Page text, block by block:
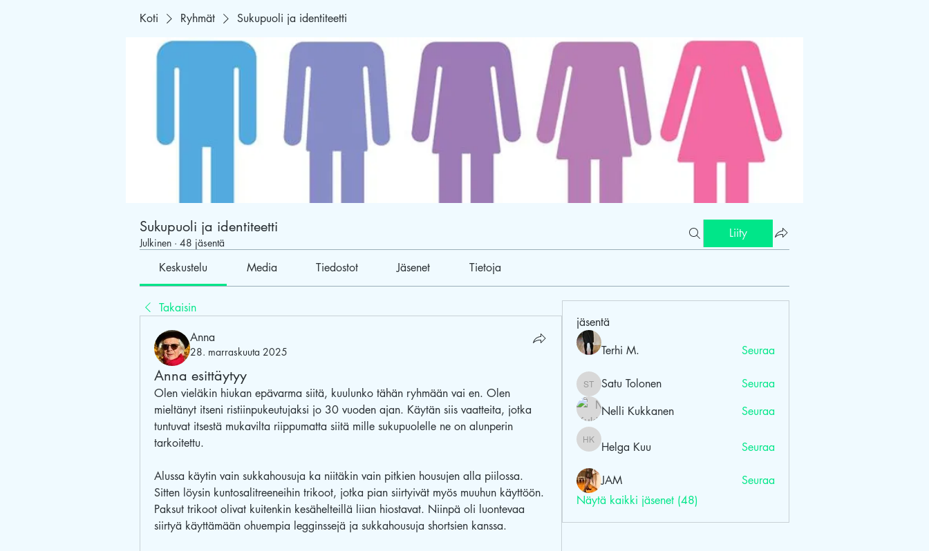
Koti Ryhmät Sukupuoli ja identiteetti
Sukupuoli ja identiteetti
Julkinen · 48 jäsentä
Liity
Keskustelu Media Tiedostot Jäsenet Tietoja
Takaisin
Anna
28. marraskuuta 2025
Anna esittäytyy
Olen vieläkin hiukan epävarma siitä, kuulunko tähän ryhmään vai en. Olen
mieltänyt itseni ristiinpukeutujaksi jo 30 vuoden ajan. Käytän siis vaatteita, jotka
tuntuvat itsestä mukavilta riippumatta siitä mille sukupuolelle ne on alunperin
tarkoitettu.
Alussa käytin vain sukkahousuja ka niitäkin vain pitkien housujen alla piilossa.
Sitten löysin kuntosalitreeneihin trikoot, jotka pian siirtyivät myös muuhun käyttöön.
Paksut trikoot olivat kuitenkin kesähelteillä liian hiostavat. Niinpä oli luontevaa
siirtyä käyttämään ohuempia legginssejä ja sukkahousuja shortsien kanssa.
jäsentä
Terhi M.
Seuraa
Satu Tolonen
Satu Tolonen
Seuraa
Nelli Kukkanen
Seuraa
Helga Kuu
Helga Kuu Seuraa
JAM
Seuraa
Näytä kaikki jäsenet (48)